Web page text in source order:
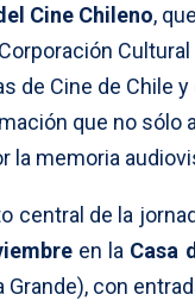
Cine Chileno,
de Cine de Chile
que no sólo
la memoria
central de la
en la Casa
Grande), con